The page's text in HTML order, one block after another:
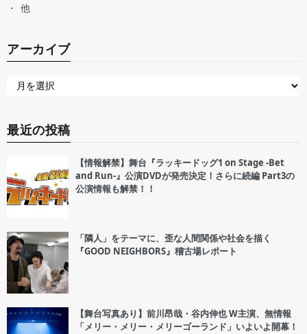
他
アーカイブ
最近の投稿
【情報解禁】舞台『ラッキードッグ1 on Stage -Bet
and Run-』公演DVDが発売決定！さらに続編 Part3の
公演情報も解禁！！
「隣人」をテーマに、歪な人間関係や社会を描く
『GOOD NEIGHBORS』稽古場レポート
【舞台写真あり】前川昂哉・谷内伸也 W主演、無情報
「メリー・メリー・メリーゴーランド」いよいよ開幕！